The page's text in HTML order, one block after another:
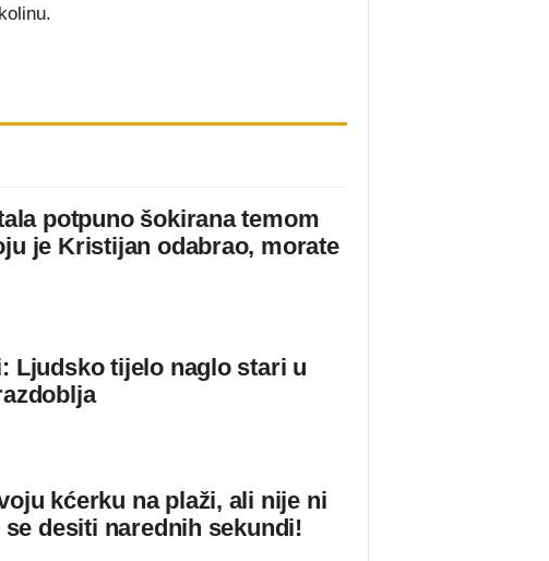
potpuno šokirana temom
je Kristijan odabrao, morate
Ljudsko tijelo naglo stari u
kćerku na plaži, ali nije ni
desiti narednih sekundi!